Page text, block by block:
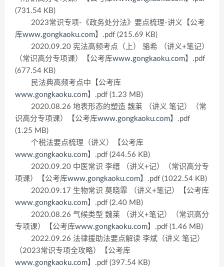
(731.54 KB)
2023常识专项-《政务处分法》要点梳理-讲义【公考
库www.gongkaoku.com】.pdf (215.69 KB)
2020.09.20 宪法高频考点（上） 骆希 （讲义+笔记）
（常识高分专项课）【公考库www.gongkaoku.com】.pdf
(677.54 KB)
民法典高频考点中【公考库
www.gongkaoku.com】.pdf (1.23 MB)
2020.08.26 地表形态的塑造 魏莱 （讲义 笔记）（常
识高分专项课）【公考库www.gongkaoku.com】.pdf
(1.25 MB)
个税法要点梳理（讲义）【公考库
www.gongkaoku.com】.pdf (244.56 KB)
2020.09.20 中医常识 李缙 （讲义+记）（常识高分专
项课）【公考库www.gongkaoku.com】.pdf (1022.54 KB)
2020.09.17 生物常识 莫晓霏 （讲义+笔记）【公考库
www.gongkaoku.com】.pdf (2.40 MB)
2020.08.26 气候类型 魏莱 （讲义+笔记）（常识高分
专项课）【公考库www.gongkaoku.com】.pdf (1.46 MB)
2022.09.26 法律援助法要点解读 李斌（讲义 笔记）
（2023常识专项全攻略）【公考库
www.gongkaoku.com】.pdf (397.54 KB)